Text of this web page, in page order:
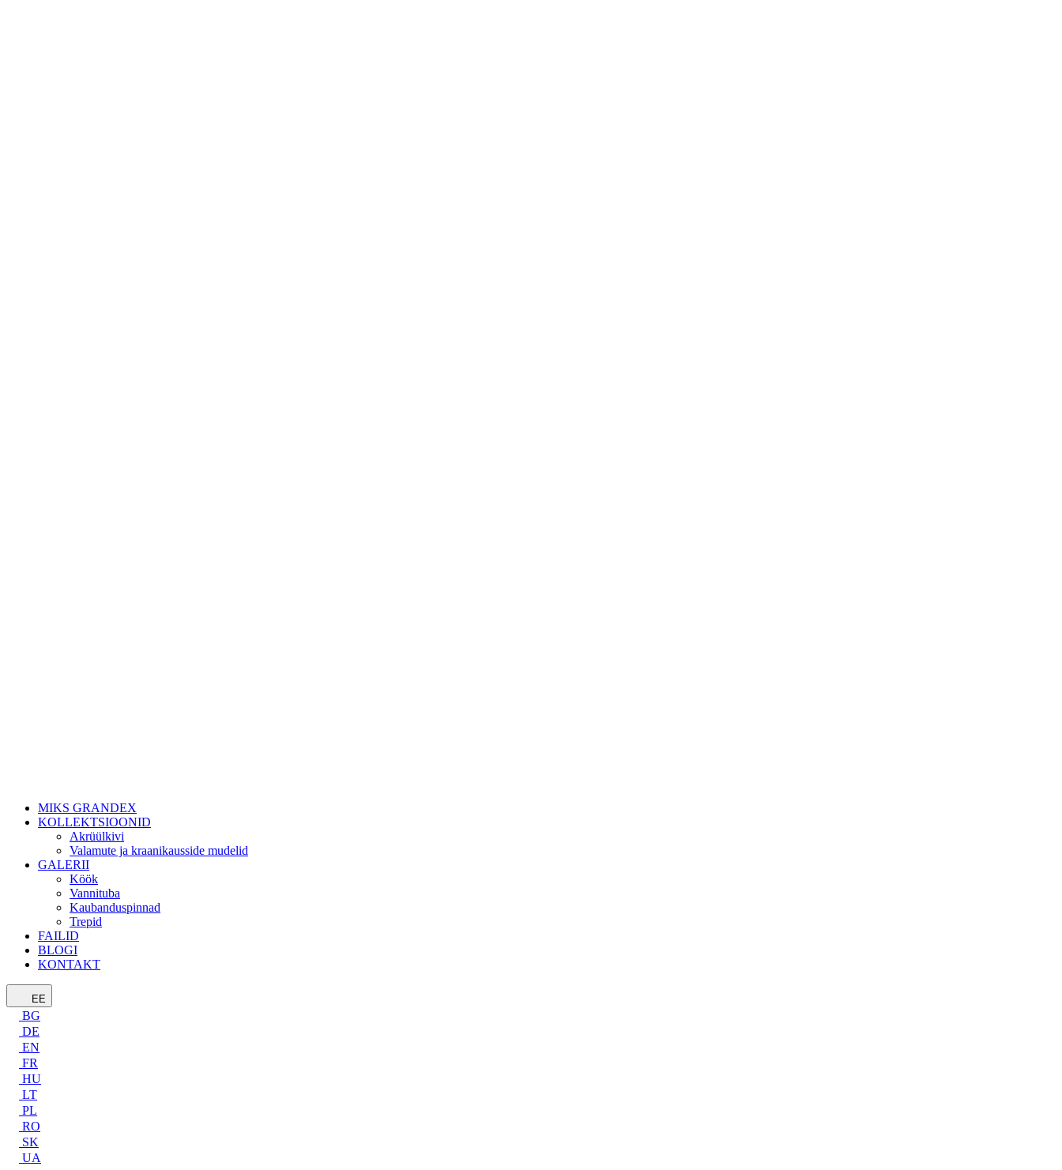
MIKS GRANDEX
KOLLEKTSIOONID
Akrüülkivi
Valamute ja kraanikausside mudelid
GALERII
Köök
Vannituba
Kaubanduspinnad
Trepid
FAILID
BLOGI
KONTAKT
EE
BG
DE
EN
FR
HU
LT
PL
RO
SK
UA